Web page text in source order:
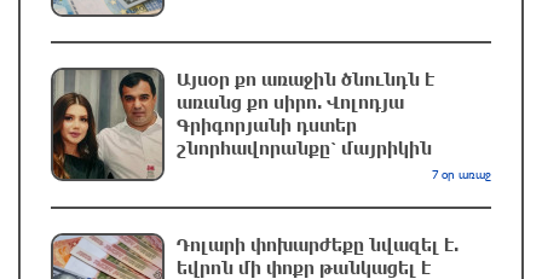
Ստեփանավանում ռուս կին է փորձել
ինքնասպան լինել
6 ժամ առաջ
ԱՄՆ վերաքննիչ դատարանը արգելափակել է
Թրամփի 400 միլիոն դոլար արժողությամբ
6 ժամ առաջ
Այսօր քո առաջին ծնունդն է
առանց քո սիրո. Վոլոդյա
Գրիգորյանի դստեր
շնորհավորանքը՝ մայրիկին
7 օր առաջ
Դոլարի փոխարժեքը նվազել է.
եվրոն մի փոքր թանկացել է